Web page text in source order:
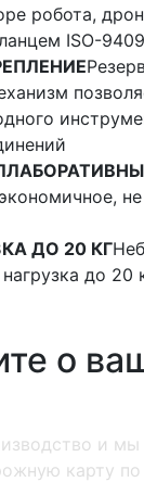
робота,
ISO-
ДО 20 КГ
до 20
о
и мы
карту